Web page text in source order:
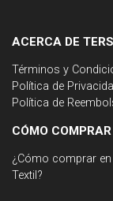
ACERCA DE TERS
Términos y
Política de
Política de
CÓMO COMPRAR
¿Cómo comprar en
Textil?